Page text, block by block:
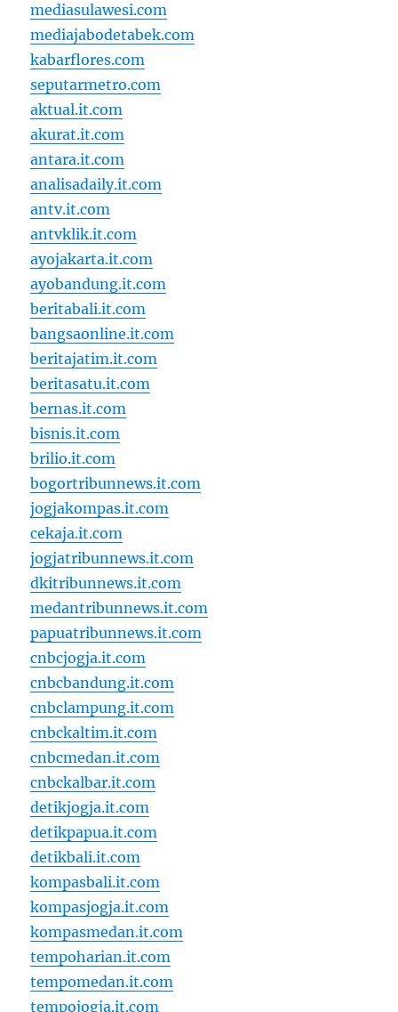
mediasulawesi.com
mediajabodetabek.com
kabarflores.com
seputarmetro.com
aktual.it.com
akurat.it.com
antara.it.com
analisadaily.it.com
antv.it.com
antvklik.it.com
ayojakarta.it.com
ayobandung.it.com
beritabali.it.com
bangsaonline.it.com
beritajatim.it.com
beritasatu.it.com
bernas.it.com
bisnis.it.com
brilio.it.com
bogortribunnews.it.com
jogjakompas.it.com
cekaja.it.com
jogjatribunnews.it.com
dkitribunnews.it.com
medantribunnews.it.com
papuatribunnews.it.com
cnbcjogja.it.com
cnbcbandung.it.com
cnbclampung.it.com
cnbckaltim.it.com
cnbcmedan.it.com
cnbckalbar.it.com
detikjogja.it.com
detikpapua.it.com
detikbali.it.com
kompasbali.it.com
kompasjogja.it.com
kompasmedan.it.com
tempoharian.it.com
tempomedan.it.com
tempojogja.it.com